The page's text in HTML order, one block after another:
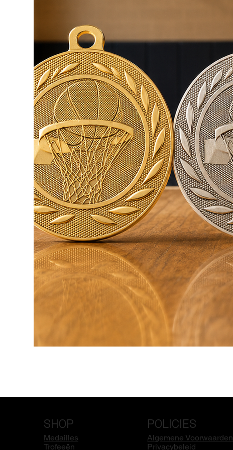
SHOP
Medailles
Trofeeën
POLICIES
Algemene Voorwaarden
Privacybeleid